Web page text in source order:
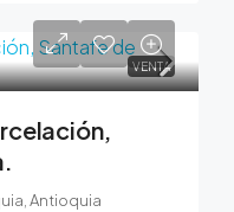
VENTA
Antioquia